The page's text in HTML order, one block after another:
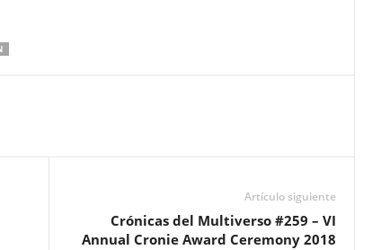
Artículo siguiente
Crónicas del Multiverso #259 – VI
Annual Cronie Award Ceremony 2018